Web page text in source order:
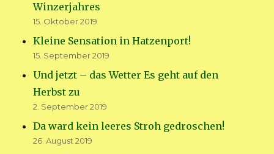
Winzerjahres
15. Oktober 2019
Kleine Sensation in Hatzenport!
15. September 2019
Und jetzt – das Wetter Es geht auf den
Herbst zu
2. September 2019
Da ward kein leeres Stroh gedroschen!
26. August 2019